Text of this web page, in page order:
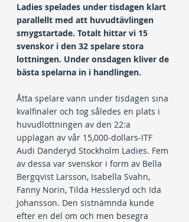
Ladies spelades under tisdagen klart
parallellt med att huvudtävlingen
smygstartade. Totalt hittar vi 15
svenskor i den 32 spelare stora
lottningen. Under onsdagen kliver de
bästa spelarna in i handlingen.
Åtta spelare vann under tisdagen sina
kvalfinaler och tog således en plats i
huvudlottningen av den 22:a
upplagan av vår 15,000-dollars-ITF
Audi Danderyd Stockholm Ladies. Fem
av dessa var svenskor i form av Bella
Bergqvist Larsson, Isabella Svahn,
Fanny Norin, Tilda Hessleryd och Ida
Johansson. Den sistnämnda kunde
efter en del om och men besegra